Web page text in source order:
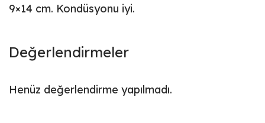
9×14 cm. Kondüsyonu iyi.
Değerlendirmeler
Henüz değerlendirme yapılmadı.